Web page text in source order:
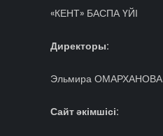
«КЕНТ» БАСПА ҮЙІ
Директоры:
Эльмира ОМАРХАНОВА
Сайт әкімшісі: